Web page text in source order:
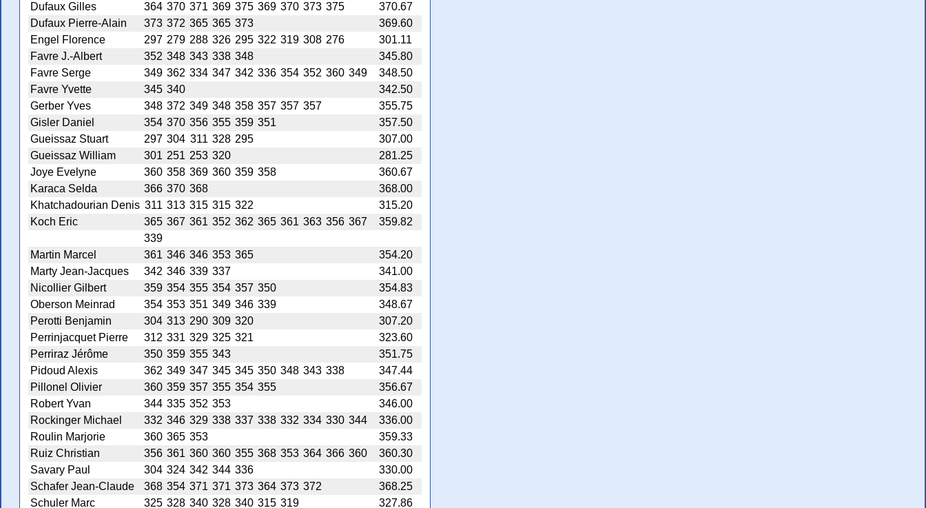
Dufaux Gilles
364 370 371 369 375 369 370 373 375
370.67
Dufaux Pierre-Alain
373 372 365 365 373
369.60
Engel Florence
297 279 288 326 295 322 319 308 276
301.11
Favre J.-Albert
352 348 343 338 348
345.80
Favre Serge
349 362 334 347 342 336 354 352 360 349
348.50
Favre Yvette
345 340
342.50
Gerber Yves
348 372 349 348 358 357 357 357
355.75
Gisler Daniel
354 370 356 355 359 351
357.50
Gueissaz Stuart
297 304 311 328 295
307.00
Gueissaz William
301 251 253 320
281.25
Joye Evelyne
360 358 369 360 359 358
360.67
Karaca Selda
366 370 368
368.00
Khatchadourian Denis 311 313 315 315 322
315.20
Koch Eric
365 367 361 352 362 365 361 363 356 367
359.82
339
Martin Marcel
361 346 346 353 365
354.20
Marty Jean-Jacques
342 346 339 337
341.00
Nicollier Gilbert
359 354 355 354 357 350
354.83
Oberson Meinrad
354 353 351 349 346 339
348.67
Perotti Benjamin
304 313 290 309 320
307.20
Perrinjacquet Pierre
312 331 329 325 321
323.60
Perriraz Jérôme
350 359 355 343
351.75
Pidoud Alexis
362 349 347 345 345 350 348 343 338
347.44
Pillonel Olivier
360 359 357 355 354 355
356.67
Robert Yvan
344 335 352 353
346.00
Rockinger Michael
332 346 329 338 337 338 332 334 330 344
336.00
Roulin Marjorie
360 365 353
359.33
Ruiz Christian
356 361 360 360 355 368 353 364 366 360
360.30
Savary Paul
304 324 342 344 336
330.00
Schafer Jean-Claude
368 354 371 371 373 364 373 372
368.25
Schuler Marc
325 328 340 328 340 315 319
327.86